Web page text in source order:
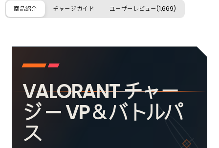
商品紹介 チャージガイド ユーザーレビュー(1,669)
VALORANT チャー
ジ — VP＆バトルパ
ス